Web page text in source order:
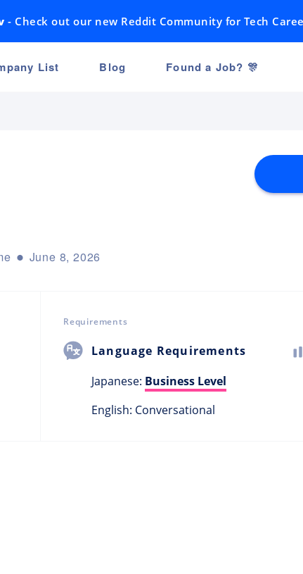
- Check out our new Reddit Community for Tech
List Blog Found a Job? 🎊
June 8, 2026
Requirements
Language Requirements
Japanese: Business Level
English: Conversational